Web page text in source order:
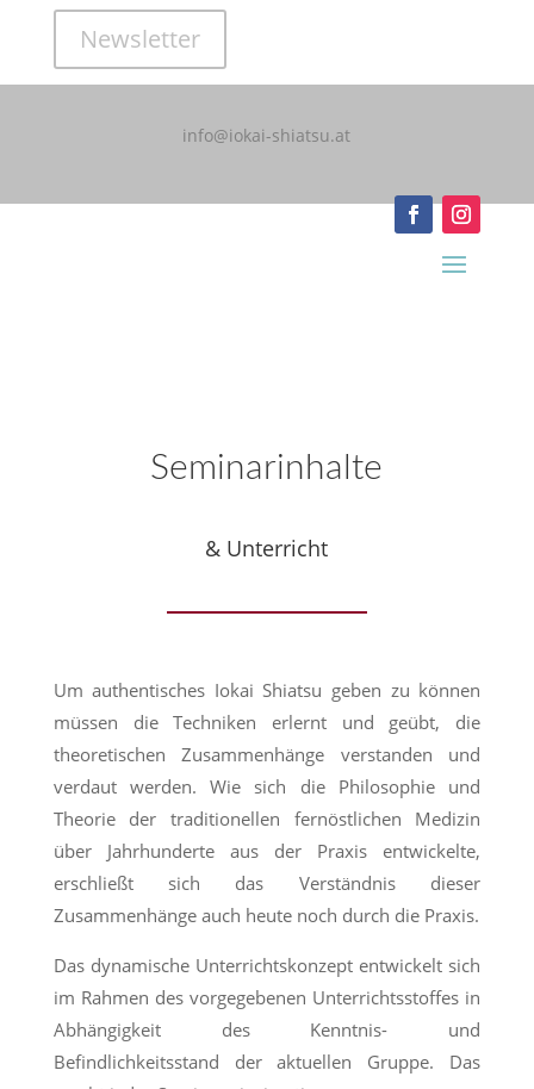
Newsletter
info@iokai-shiatsu.at
Seminarinhalte
& Unterricht
Um authentisches Iokai Shiatsu geben zu können
müssen die Techniken erlernt und geübt, die
theoretischen Zusammenhänge verstanden und
verdaut werden. Wie sich die Philosophie und
Theorie der traditionellen fernöstlichen Medizin
über Jahrhunderte aus der Praxis entwickelte,
erschließt sich das Verständnis dieser
Zusammenhänge auch heute noch durch die Praxis.
Das dynamische Unterrichtskonzept entwickelt sich
im Rahmen des vorgegebenen Unterrichtsstoffes in
Abhängigkeit des Kenntnis- und
Befindlichkeitsstand der aktuellen Gruppe. Das